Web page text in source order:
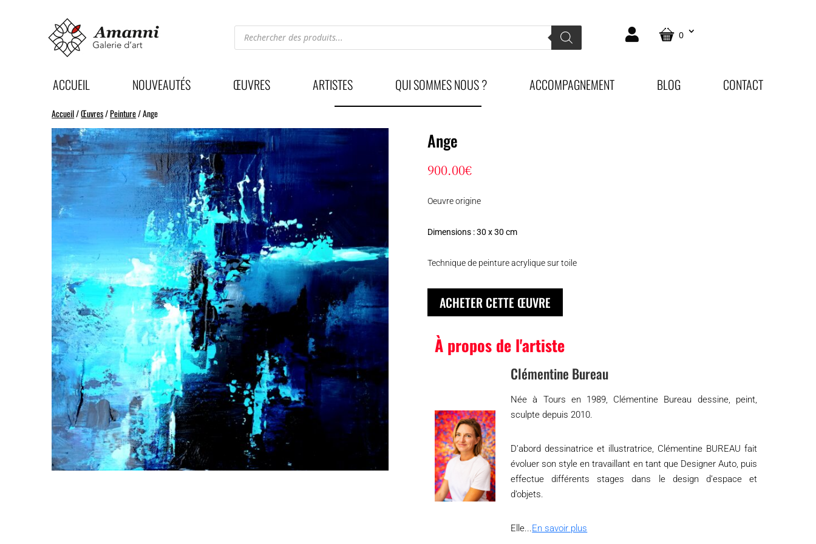
Recherche
de
produits
0
ACCUEIL NOUVEAUTÉS ŒUVRES ARTISTES QUI SOMMES NOUS ? ACCOMPAGNEMENT BLOG CONTACT
Accueil/Œuvres/Peinture/ Ange
Ange
900.00€
Oeuvre origine
Dimensions : 30 x 30 cm
Technique de peinture acrylique sur toile
ACHETER CETTE ŒUVRE
À propos de l'artiste
Clémentine Bureau
Née à Tours en 1989, Clémentine Bureau dessine, peint,
sculpte depuis 2010.
D’abord dessinatrice et illustratrice, Clémentine BUREAU fait
évoluer son style en travaillant en tant que Designer Auto, puis
effectue différents stages dans le design d’espace et
d’objets.
Elle...En savoir plus